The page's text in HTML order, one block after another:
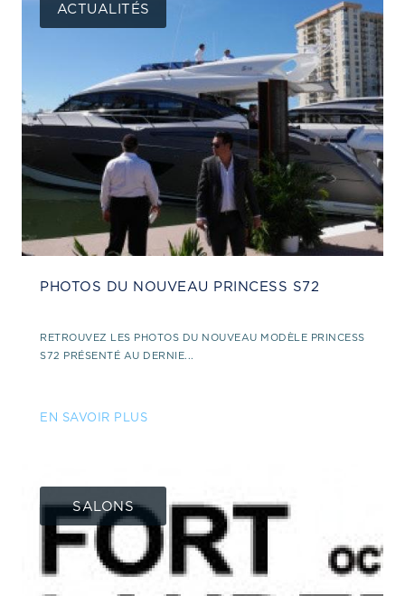
ACTUALITÉS
PHOTOS DU NOUVEAU PRINCESS S72
RETROUVEZ LES PHOTOS DU NOUVEAU MODÈLE PRINCESS
S72 PRÉSENTÉ AU DERNIE...
EN SAVOIR PLUS
SALONS